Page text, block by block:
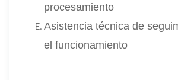
procesamiento
Asistencia técnica de
el funcionamiento